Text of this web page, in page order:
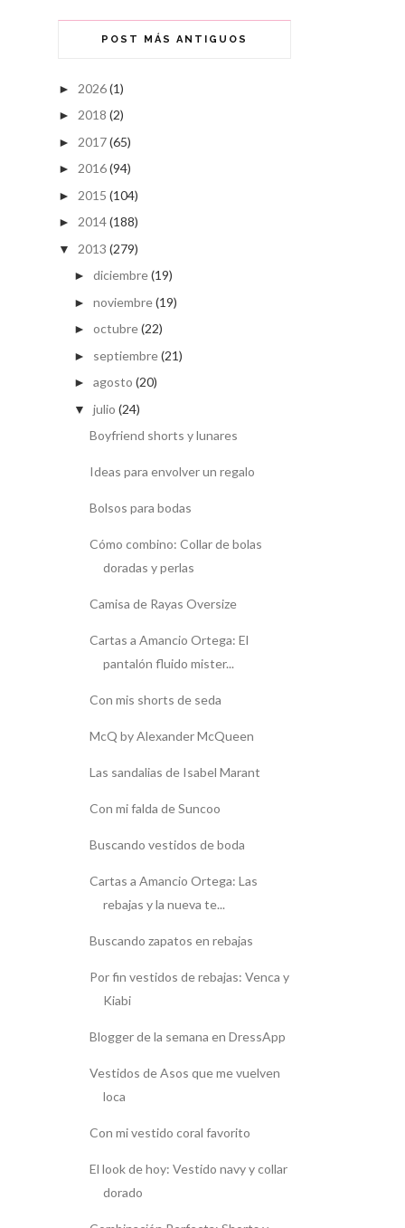
POST MÁS ANTIGUOS
► 2026(1)
► 2018 (2)
► 2017(65)
► 2016(94)
► 2015 (104)
► 2014(188)
▼ 2013 (279)
► diciembre(19)
► noviembre(19)
► octubre(22)
► septiembre(21)
► agosto (20)
▼ julio (24)
Boyfriend shorts y lunares
Ideas para envolver un regalo
Bolsos para bodas
Cómo combino: Collar de bolas
doradas y perlas
Camisa de Rayas Oversize
Cartas a Amancio Ortega: El
pantalón fluido mister...
Con mis shorts de seda
McQ by Alexander McQueen
Las sandalias de Isabel Marant
Con mi falda de Suncoo
Buscando vestidos de boda
Cartas a Amancio Ortega: Las
rebajas y la nueva te...
Buscando zapatos en rebajas
Por fin vestidos de rebajas: Venca y
Kiabi
Blogger de la semana en DressApp
Vestidos de Asos que me vuelven
loca
Con mi vestido coral favorito
El look de hoy: Vestido navy y collar
dorado